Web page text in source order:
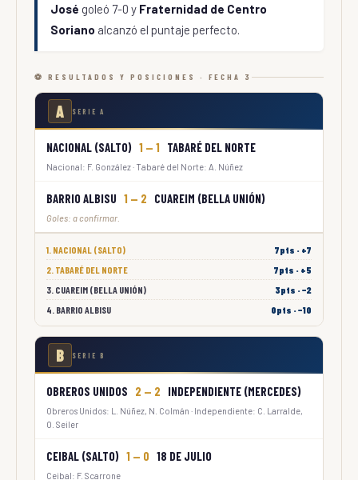
José goleó 7-0 y Fraternidad de Centro
Soriano alcanzó el puntaje perfecto.
⚽ RESULTADOS Y POSICIONES · FECHA 3
A SERIE A
NACIONAL (SALTO) 1 — 1 TABARÉ DEL NORTE
Nacional: F. González · Tabaré del Norte: A. Núñez
BARRIO ALBISU 1 — 2 CUAREIM (BELLA UNIÓN)
Goles: a confirmar.
1. NACIONAL (SALTO)
7pts · +7
2. TABARÉ DEL NORTE
7pts · +5
3. CUAREIM (BELLA UNIÓN)
3pts · −2
4. BARRIO ALBISU
0pts · −10
B SERIE B
OBREROS UNIDOS 2 — 2 INDEPENDIENTE (MERCEDES)
Obreros Unidos: L. Núñez, N. Colmán · Independiente: C. Larralde,
O. Seiler
CEIBAL (SALTO) 1 — 0 18 DE JULIO
Ceibal: F. Scarrone